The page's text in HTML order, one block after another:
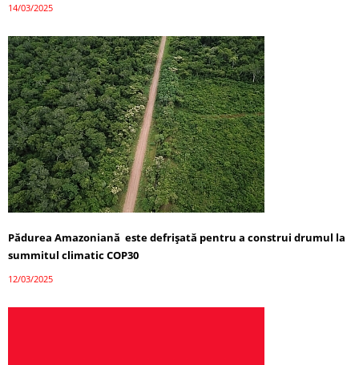
14/03/2025
Pădurea Amazoniană este defrișată pentru a construi drumul la
summitul climatic COP30
12/03/2025